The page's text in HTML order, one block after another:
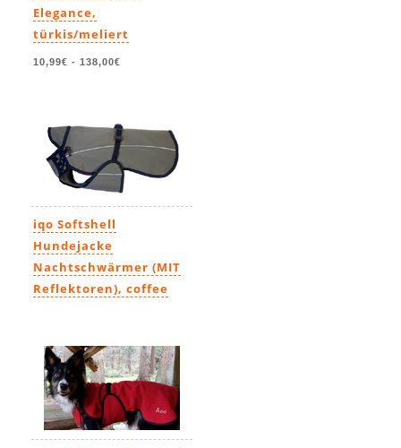
Elegance,
türkis/meliert
10,99€ - 138,00€
iqo Softshell
Hundejacke
Nachtschwärmer (MIT
Reflektoren), coffee